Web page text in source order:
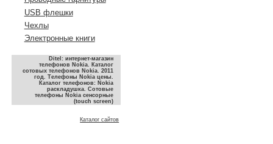
USB флешки
Чехлы
Электронные книги
Ditel: интернет-магазин
телефонов Nokia. Каталог
сотовых телефонов Nokia. 2011
год. Телефоны Nokia цены.
Каталог телефонов: Nokia
раскладушка. Сотовые
телефоны Nokia сенсорные
(touch screen)
Каталог сайтов